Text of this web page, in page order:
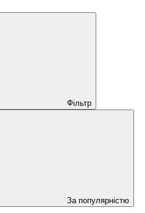
Фільтр
За популярністю